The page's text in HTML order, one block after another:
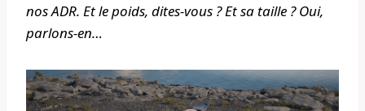
nos ADR. Et le poids, dites-vous ? Et sa taille ? Oui,
parlons-en…